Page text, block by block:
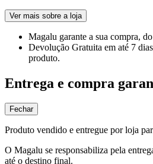
Ver mais sobre a loja
Magalu garante a sua compra,
Devolução Gratuita em até 7
produto.
Entrega e compra
Fechar
Produto vendido e entregue por loja
O Magalu se responsabiliza pela
até o destino final.